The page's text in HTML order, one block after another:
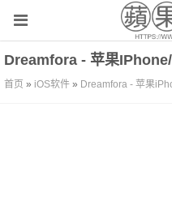
Dreamfora - 苹果
首页 » iOS软件 » Dreamfora - 苹果